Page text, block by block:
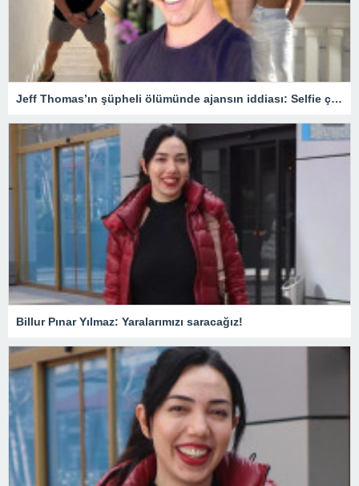
Jeff Thomas’ın şüpheli ölümünde ajansın iddiası: Selfie çekerken balkondan düştü – Son Dakika Magazin Haberleri
Billur Pınar Yılmaz: Yaralarımızı saracağız!